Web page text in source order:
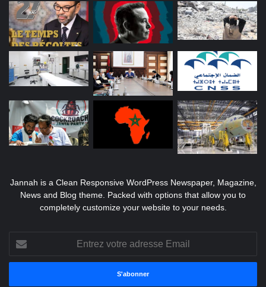
Jannah is a Clean Responsive WordPress Newspaper, Magazine,
News and Blog theme. Packed with options that allow you to
completely customize your website to your needs.
votre
adresse